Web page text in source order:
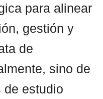
para alinear
gestión y
de
sino de
de estudio